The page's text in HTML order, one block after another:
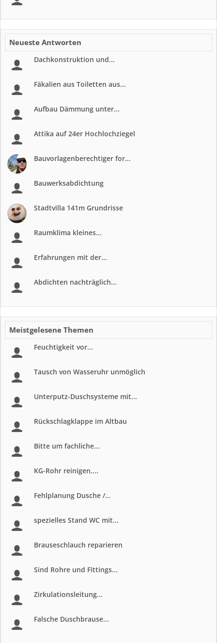
Neueste Antworten
Dachkonstruktion und...
Fäkalien aus Toiletten aus...
Aufbau Dämmung unter...
Attika auf 24er Hochlochziegel
Bauvorlagenberechtiger for...
Bauwerksabdichtung
Stadtvilla 141m Grundrisse
Raumklima kleines...
Erfahrungen mit der...
Abdichten nachträglich...
Meistgelesene Themen
Feuchtigkeit vor...
Tausch von Wasseruhr unmöglich
Unterputz-Duschsysteme mit...
Rückschlagklappe im Altbau
Bitte um fachliche...
KG-Rohr reinigen,...
Fehlplanung Dusche /...
spezielles Stand WC mit...
Brauseschlauch reparieren
Sind Rohre und Fittings...
Zirkulationsleitung...
Falsche Duschbrause...